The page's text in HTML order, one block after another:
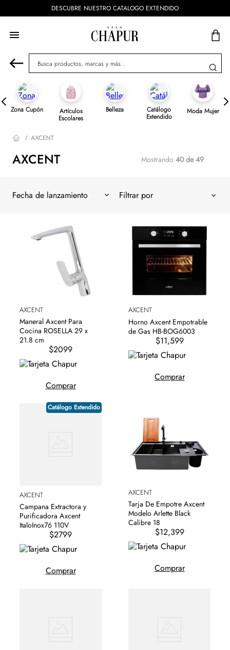
EXTENDIDO ENVÍOS GRATIS
Busca productos, marcas y más...
Zona Cupón Artículos
Escolares
Belleza Catálogo
Extendido
Moda Mujer
AXCENT
AXCENT Mostrando 40 de 49
Fecha de lanzamiento
AXCENT
Maneral Axcent Para
Cocina ROSELLA 29 x
21.8 cm
$2099
Comprar
AXCENT
Horno Axcent Empotrable
de Gas HB-BOG6003
$11,599
Comprar
Catálogo Extendido
AXCENT
Campana Extractora y
Purificadora Axcent
ItaloInox76 110V
$2799
Comprar
AXCENT
Tarja De Empotre Axcent
Modelo Arlette Black
Calibre 18
$12,399
Comprar